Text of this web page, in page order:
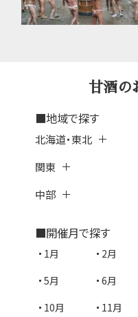
甘酒の
■地域で探す
北海道・東北
関東
中部
■開催月で探す
1月 2月
5月
6月
10月
11月